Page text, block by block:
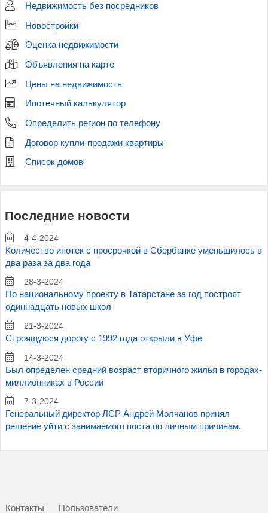
Недвижимость без посредников
Новостройки
Оценка недвижимости
Объявления на карте
Цены на недвижимость
Ипотечный калькулятор
Определить регион по телефону
Договор купли-продажи квартиры
Список домов
Последние новости
4-4-2024
Количество ипотек с просрочкой в Сбербанке уменьшилось в
два раза за два года
28-3-2024
По национальному проекту в Татарстане за год построят
одиннадцать новых школ
21-3-2024
Строящуюся дорогу с 1992 года открыли в Уфе
14-3-2024
Был определен средний возраст вторичного жилья в городах-
миллионниках в России
7-3-2024
Генеральный директор ЛСР Андрей Молчанов принял
решение уйти с занимаемого поста по личным причинам.
Контакты Пользователи